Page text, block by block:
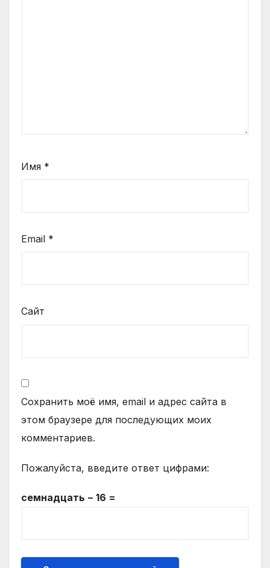
Имя *
Email *
Сайт
Сохранить моё имя, email и адрес сайта в
этом браузере для последующих моих
комментариев.
Пожалуйста, введите ответ цифрами:
семнадцать − 16 =